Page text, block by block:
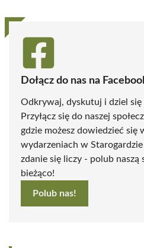
Dołącz do nas na
Odkrywaj, dyskutuj i dziel się
Przyłącz się do naszej
gdzie możesz dowiedzieć się
wydarzeniach w
zdanie się liczy - polub naszą
bieżąco!
Polub nas!